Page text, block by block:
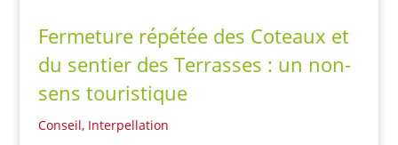
Fermeture répétée des Coteaux et
du sentier des Terrasses : un non-
sens touristique
Conseil, Interpellation